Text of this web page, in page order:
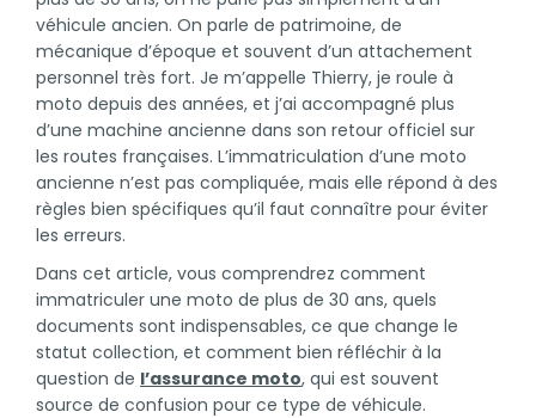
véhicule ancien. On parle de patrimoine, de
mécanique d’époque et souvent d’un attachement
personnel très fort. Je m’appelle Thierry, je roule à
moto depuis des années, et j’ai accompagné plus
d’une machine ancienne dans son retour officiel sur
les routes françaises. L’immatriculation d’une moto
ancienne n’est pas compliquée, mais elle répond à des
règles bien spécifiques qu’il faut connaître pour éviter
les erreurs.
Dans cet article, vous comprendrez comment
immatriculer une moto de plus de 30 ans, quels
documents sont indispensables, ce que change le
statut collection, et comment bien réfléchir à la
question de l’assurance moto, qui est souvent
source de confusion pour ce type de véhicule.